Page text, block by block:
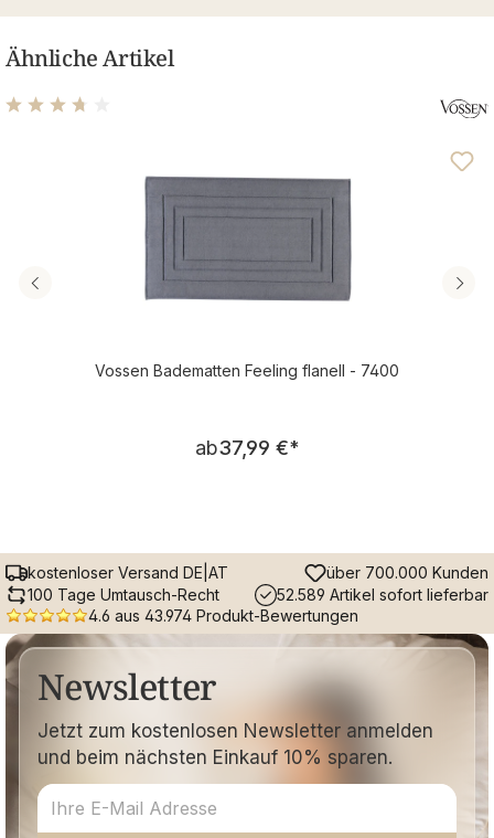
Ähnliche Artikel
Vossen Badematten Feeling flanell - 7400
Regulärer Preis:
ab37,99 €*
kostenloser Versand DE|AT
über 700.000 Kunden
100 Tage Umtausch-Recht
52.589 Artikel sofort lieferbar
4.6 aus 43.974 Produkt-Bewertungen
Newsletter
Jetzt zum kostenlosen Newsletter anmelden
und beim nächsten Einkauf 10% sparen.